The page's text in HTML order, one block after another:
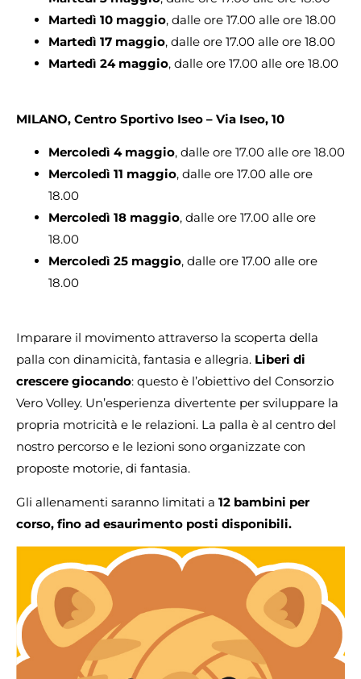
Martedì 10 maggio, dalle ore 17.00 alle ore 18.00
Martedì 17 maggio, dalle ore 17.00 alle ore 18.00
Martedì 24 maggio, dalle ore 17.00 alle ore 18.00
MILANO, Centro Sportivo Iseo – Via Iseo, 10
Mercoledì 4 maggio, dalle ore 17.00 alle ore 18.00
Mercoledì 11 maggio, dalle ore 17.00 alle ore
18.00
Mercoledì 18 maggio, dalle ore 17.00 alle ore
18.00
Mercoledì 25 maggio, dalle ore 17.00 alle ore
18.00
Imparare il movimento attraverso la scoperta della
palla con dinamicità, fantasia e allegria. Liberi di
crescere giocando: questo è l’obiettivo del Consorzio
Vero Volley. Un’esperienza divertente per sviluppare la
propria motricità e le relazioni. La palla è al centro del
nostro percorso e le lezioni sono organizzate con
proposte motorie, di fantasia.
Gli allenamenti saranno limitati a 12 bambini per
corso, fino ad esaurimento posti disponibili.